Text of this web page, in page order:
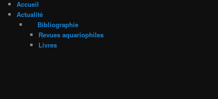
Accueil
Actualité
Bibliographie
Revues aquariophiles
Livres